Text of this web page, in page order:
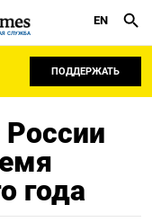
СЛУЖБА
EN
ПОДДЕРЖАТЬ
года